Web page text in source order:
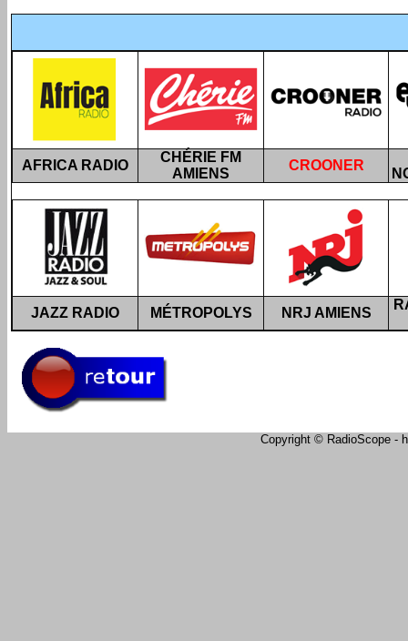
AFRICA RADIO
CHÉRIE FM
AMIENS
CROONER
JAZZ RADIO MÉTROPOLYS NRJ AMIENS
Copyright © RadioScope -